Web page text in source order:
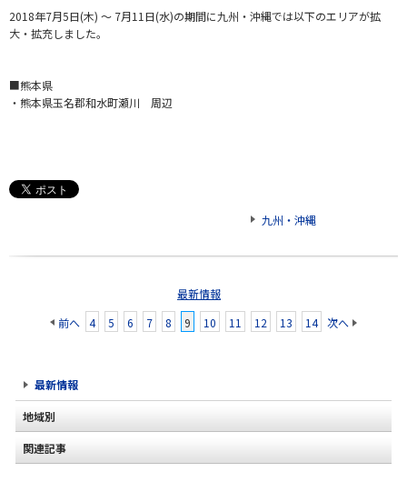
2018年7月5日(木) ～ 7月11日(水)の期間に九州・沖縄では以下のエリアが拡
大・拡充しました。
■熊本県
・熊本県玉名郡和水町瀬川 周辺
九州・沖縄
最新情報
前へ 4 5 6 7 8 9 10 11 12 13 14 次へ
最新情報
地域別
北海道
関連記事